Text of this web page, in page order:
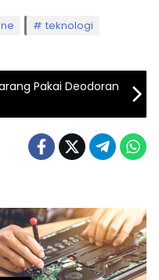
teknologi
Pakai Deodoran